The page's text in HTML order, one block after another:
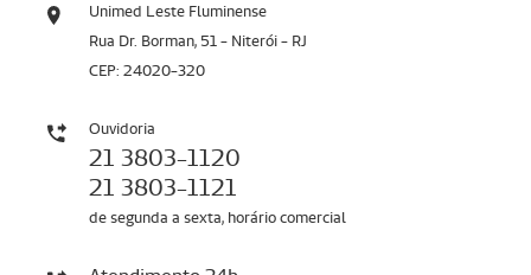
Unimed Leste Fluminense
Rua Dr. Borman, 51 - Niterói - RJ
CEP: 24020-320
Ouvidoria
21 3803-1120
21 3803-1121
de segunda a sexta, horário comercial